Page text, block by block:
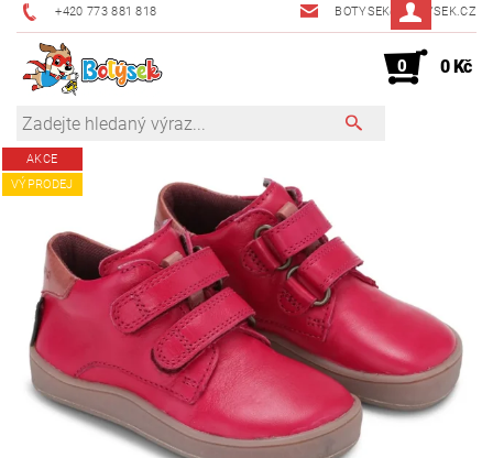
+420 773 881 818 BOTYSEK@BOTYSEK.CZ
0 0 Kč
AKCE
VÝPRODEJ